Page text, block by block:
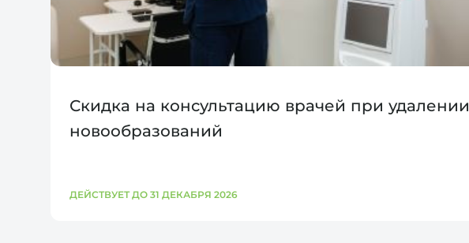
Скидка на консультацию врачей при удалении
новообразований
ДЕЙСТВУЕТ ДО 31 ДЕКАБРЯ 2026